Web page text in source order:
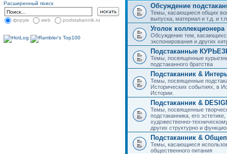
Расширенный поиск
форум web podstakannik.ru
Обсуждение
Темы, касающиеся общих
выпуска, материал и т.д. и
Уголок коллекционера
Обсуждение тем,
экспонирования и других
Подстаканные
Темы, посвященные
подстаканного братства
Подстаканник &
Темы, посвященные
Исторических событиях, в
Истории.
Подстаканник &
Темы, посвященные
подстаканника, его
художественно-
других структурно и
Подстаканник &
Темы, касающиеся
общественного питания